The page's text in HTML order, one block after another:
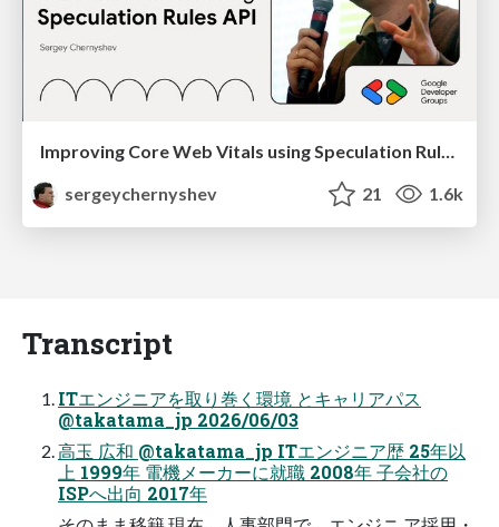
Improving Core Web Vitals using Speculation Rules API
sergeychernyshev
21 1.6k
Transcript
ITエンジニアを取り巻く環境 とキャリアパス
@takatama_jp 2026/06/03
高玉 広和 @takatama_jp ITエンジニア歴 25年以
上 1999年 電機メーカーに就職 2008年 子会社の
ISPへ出向 2017年